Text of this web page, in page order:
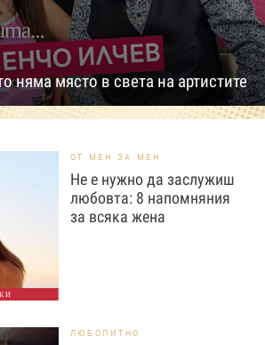
няма място в света на артистите
ОТ МЕН ЗА МЕН
Не е нужно да заслужиш
любовта: 8 напомняния
за всяка жена
ЛЮБОПИТНО